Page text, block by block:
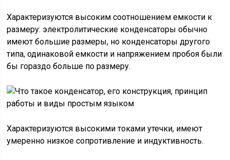
Характеризуются высоким соотношением емкости к
размеру: электролитические конденсаторы обычно
имеют большие размеры, но конденсаторы другого
типа, одинаковой емкости и напряжением пробоя были
бы гораздо больше по размеру.
Характеризуются высокими токами утечки, имеют
умеренно низкое сопротивление и индуктивность.